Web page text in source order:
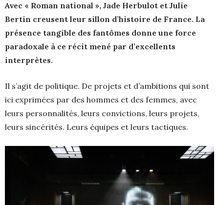
Avec « Roman national », Jade Herbulot et Julie
Bertin creusent leur sillon d’histoire de France. La
présence tangible des fantômes donne une force
paradoxale à ce récit mené par d’excellents
interprètes.
Il s’agit de politique. De projets et d’ambitions qui sont
ici exprimées par des hommes et des femmes, avec
leurs personnalités, leurs convictions, leurs projets,
leurs sincérités. Leurs équipes et leurs tactiques.